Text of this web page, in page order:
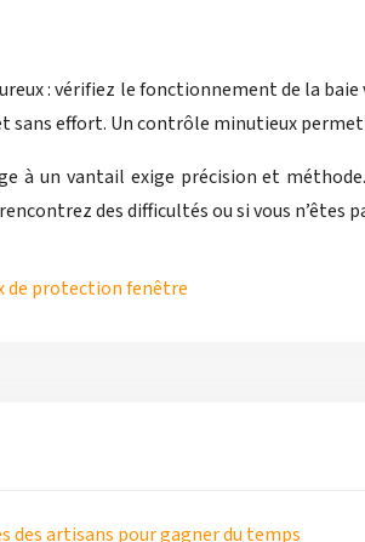
: vérifiez le fonctionnement de la
sans effort. Un contrôle minutieux
à un vantail exige précision et
des difficultés ou si vous n’êtes
de protection fenêtre
des artisans pour gagner du temps